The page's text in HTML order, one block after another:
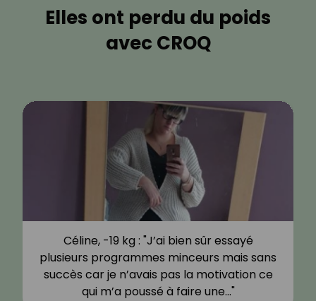
Elles ont perdu du poids
avec CROQ
Céline, -19 kg : "J’ai bien sûr essayé
plusieurs programmes minceurs mais sans
succès car je n’avais pas la motivation ce
qui m’a poussé à faire une…"